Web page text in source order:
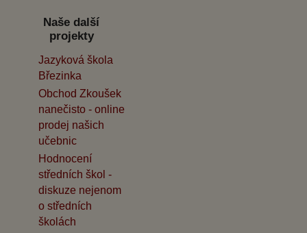
Naše další
projekty
Jazyková škola
Březinka
Obchod Zkoušek
nanečisto - online
prodej našich
učebnic
Hodnocení
středních škol -
diskuze nejenom
o středních
školách